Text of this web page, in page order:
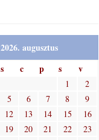
2026. augusztus
s c p s v
1
2
5 6 7 8
9
12 13 14 15
16
19 20 21 22
23